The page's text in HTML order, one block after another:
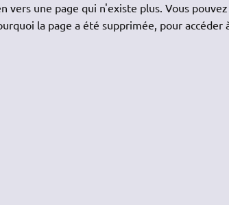
vers une page qui n'existe plus. Vous
la page a été supprimée, pour accéder